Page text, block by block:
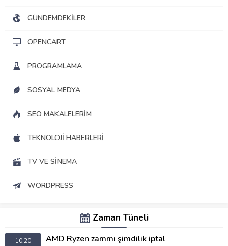
GÜNDEMDEKILER
OPENCART
PROGRAMLAMA
SOSYAL MEDYA
SEO MAKALELERIM
TEKNOLOJI HABERLERI
TV VE SINEMA
WORDPRESS
Zaman Tüneli
10:20 AMD Ryzen zammı şimdilik iptal